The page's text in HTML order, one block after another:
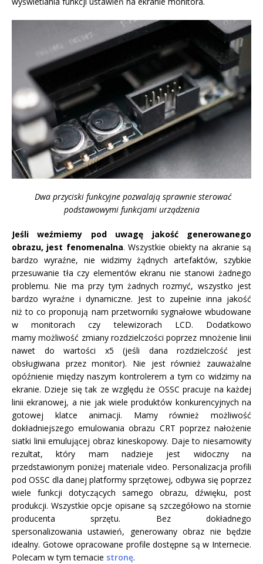
Dwa przyciski funkcyjne pozwalają sprawnie sterować
podstawowymi funkcjami urządzenia
Jeśli weźmiemy pod uwagę jakość generowanego
obrazu, jest fenomenalna. Wszystkie obiekty na akranie są
bardzo wyraźne, nie widzimy żądnych artefaktów, szybkie
przesuwanie tła czy elementów ekranu nie stanowi żadnego
problemu. Nie ma przy tym żadnych rozmyć, wszystko jest
bardzo wyraźne i dynamiczne. Jest to zupełnie inna jakość
niż to co proponują nam przetworniki sygnałowe wbudowane
w monitorach czy telewizorach LCD. Dodatkowo
mamy możliwość zmiany rozdzielczości poprzez mnożenie linii
nawet do wartości x5 (jeśli dana rozdzielczość jest
obsługiwana przez monitor). Nie jest również zauważalne
opóźnienie między naszym kontrolerem a tym co widzimy na
ekranie. Dzieje się tak ze względu że OSSC pracuje na każdej
linii ekranowej, a nie jak wiele produktów konkurencyjnych na
gotowej klatce animacji. Mamy również możliwość
dokładniejszego emulowania obrazu CRT poprzez nałożenie
siatki linii emulującej obraz kineskopowy. Daje to niesamowity
rezultat, który mam nadzieje jest widoczny na
przedstawionym poniżej materiale video. Personalizacja profili
pod OSSC dla danej platformy sprzętowej, odbywa się poprzez
wiele funkcji dotyczących samego obrazu, dźwięku, post
produkcji. Wszystkie opcje opisane są szczegółowo na stornie
producenta sprzętu. Bez dokładnego
spersonalizowania ustawień, generowany obraz nie będzie
idealny. Gotowe opracowane profile dostępne są w Internecie.
Polecam w tym temacie stronę.